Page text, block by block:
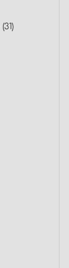
(31)